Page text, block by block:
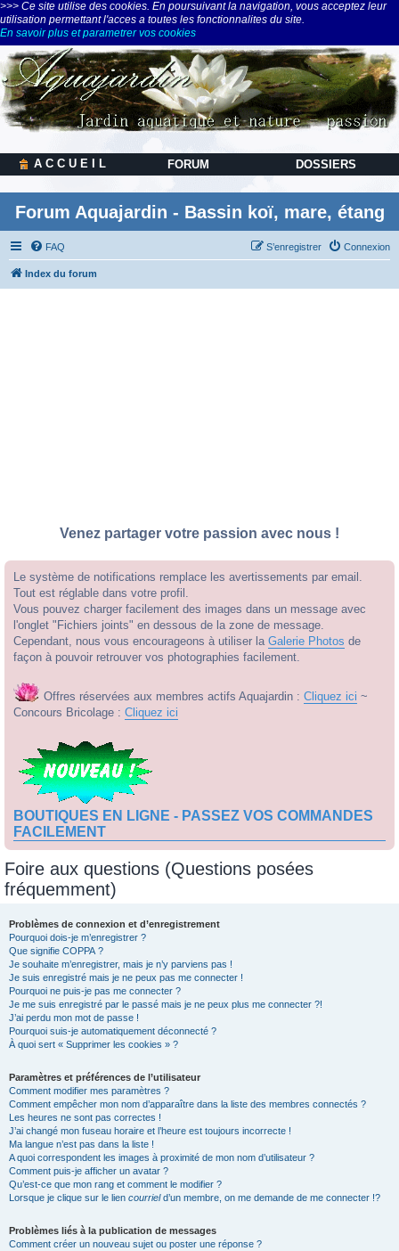
>>> Ce site utilise des cookies. En poursuivant la navigation, vous acceptez leur
utilisation permettant l'acces a toutes les fonctionnalites du site.
En savoir plus et parametrer vos cookies
A C C U E I L FORUM DOSSIERS
Forum Aquajardin - Bassin koï, mare, étang
FAQ Connexion
S’enregistrer
Index du forum
Venez partager votre passion avec nous !
Le système de notifications remplace les avertissements par email.
Tout est réglable dans votre profil.
Vous pouvez charger facilement des images dans un message avec
l'onglet "Fichiers joints" en dessous de la zone de message.
Cependant, nous vous encourageons à utiliser la Galerie Photos de
façon à pouvoir retrouver vos photographies facilement.
Offres réservées aux membres actifs Aquajardin : Cliquez ici ~
Concours Bricolage : Cliquez ici
BOUTIQUES EN LIGNE - PASSEZ VOS COMMANDES
FACILEMENT
Foire aux questions (Questions posées
fréquemment)
Problèmes de connexion et d’enregistrement
Pourquoi dois-je m’enregistrer ?
Que signifie COPPA ?
Je souhaite m’enregistrer, mais je n’y parviens pas !
Je suis enregistré mais je ne peux pas me connecter !
Pourquoi ne puis-je pas me connecter ?
Je me suis enregistré par le passé mais je ne peux plus me connecter ?!
J’ai perdu mon mot de passe !
Pourquoi suis-je automatiquement déconnecté ?
À quoi sert « Supprimer les cookies » ?
Paramètres et préférences de l’utilisateur
Comment modifier mes paramètres ?
Comment empêcher mon nom d’apparaître dans la liste des membres connectés ?
Les heures ne sont pas correctes !
J’ai changé mon fuseau horaire et l’heure est toujours incorrecte !
Ma langue n’est pas dans la liste !
A quoi correspondent les images à proximité de mon nom d’utilisateur ?
Comment puis-je afficher un avatar ?
Qu’est-ce que mon rang et comment le modifier ?
Lorsque je clique sur le lien courrield’un membre, on me demande de me connecter !?
Problèmes liés à la publication de messages
Comment créer un nouveau sujet ou poster une réponse ?